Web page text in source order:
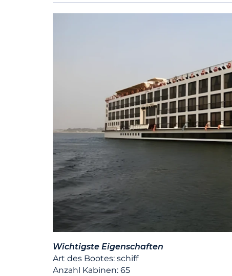
Wichtigste Eigenschaften
Art des Bootes: schiff
Anzahl Kabinen: 65